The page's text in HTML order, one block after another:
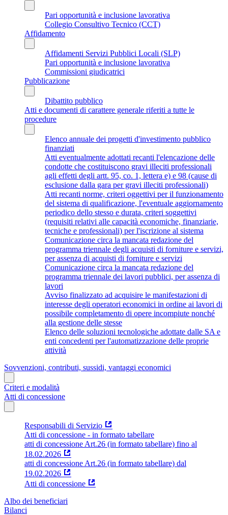
Pari opportunità e inclusione lavorativa
Collegio Consultivo Tecnico (CCT)
Affidamento
Affidamenti Servizi Pubblici Locali (SLP)
Pari opportunità e inclusione lavorativa
Commissioni giudicatrici
Pubblicazione
Dibattito pubblico
Atti e documenti di carattere generale riferiti a tutte le
procedure
Elenco annuale dei progetti d'investimento pubblico
finanziati
Atti eventualmente adottati recanti l'elencazione delle
condotte che costituiscono gravi illeciti professionali
agli effetti degli artt. 95, co. 1, lettera e) e 98 (cause di
esclusione dalla gara per gravi illeciti professionali)
Atti recanti norme, criteri oggettivi per il funzionamento
del sistema di qualificazione, l'eventuale aggiornamento
periodico dello stesso e durata, criteri soggettivi
(requisiti relativi alle capacità economiche, finanziarie,
tecniche e professionali) per l'iscrizione al sistema
Comunicazione circa la mancata redazione del
programma triennale degli acquisti di forniture e servizi,
per assenza di acquisti di forniture e servizi
Comunicazione circa la mancata redazione del
programma triennale dei lavori pubblici, per assenza di
lavori
Avviso finalizzato ad acquisire le manifestazioni di
interesse degli operatori economici in ordine ai lavori di
possibile completamento di opere incompiute nonché
alla gestione delle stesse
Elenco delle soluzioni tecnologiche adottate dalle SA e
enti concedenti per l'automatizzazione delle proprie
attività
Sovvenzioni, contributi, sussidi, vantaggi economici
Criteri e modalità
Atti di concessione
Responsabili di Servizio
Atti di concessione - in formato tabellare
atti di concessione Art.26 (in formato tabellare) fino al
18.02.2026
atti di concessione Art.26 (in formato tabellare) dal
19.02.2026
Atti di concessione
Albo dei beneficiari
Bilanci